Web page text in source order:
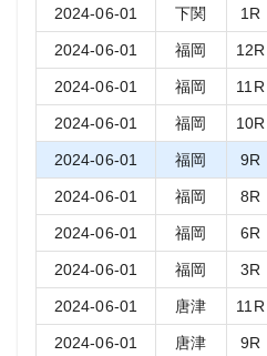
2024-06-01 下関 1 R
2024-06-01 福岡 12R
2024-06-01 福岡 11 R
2024-06-01 福岡 10R
2024-06-01 福岡 9R
2024-06-01 福岡 8R
2024-06-01 福岡 6R
2024-06-01 福岡 3R
2024-06-01 唐津 11 R
2024-06-01 唐津 9R